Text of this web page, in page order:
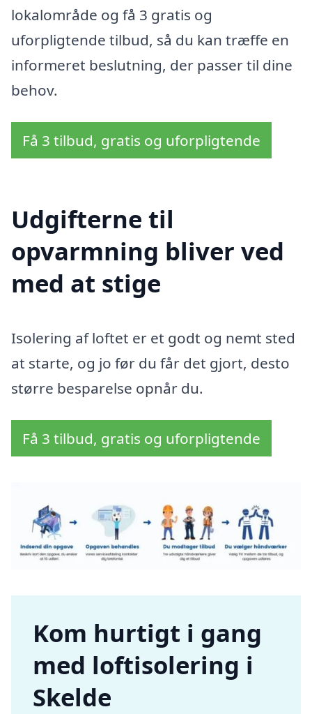
lokalområde og få 3 gratis og
uforpligtende tilbud, så du kan træffe en
informeret beslutning, der passer til dine
behov.
Få 3 tilbud, gratis og uforpligtende
Udgifterne til
opvarmning bliver ved
med at stige
Isolering af loftet er et godt og nemt sted
at starte, og jo før du får det gjort, desto
større besparelse opnår du.
Få 3 tilbud, gratis og uforpligtende
Kom hurtigt i gang
med loftisolering i
Skelde